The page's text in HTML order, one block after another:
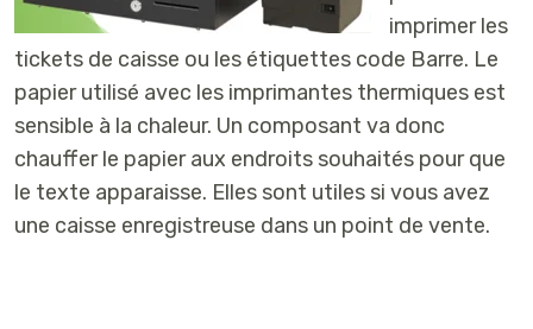
imprimer les
tickets de caisse ou les étiquettes code Barre. Le
papier utilisé avec les imprimantes thermiques est
sensible à la chaleur. Un composant va donc
chauffer le papier aux endroits souhaités pour que
le texte apparaisse. Elles sont utiles si vous avez
une caisse enregistreuse dans un point de vente.